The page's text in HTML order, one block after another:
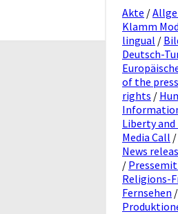
Akte /
Klamm
lingual /
Deutsch-
of the press
rights /
Liberty and
Media Call /
News
/
Religions-
Fernsehen /